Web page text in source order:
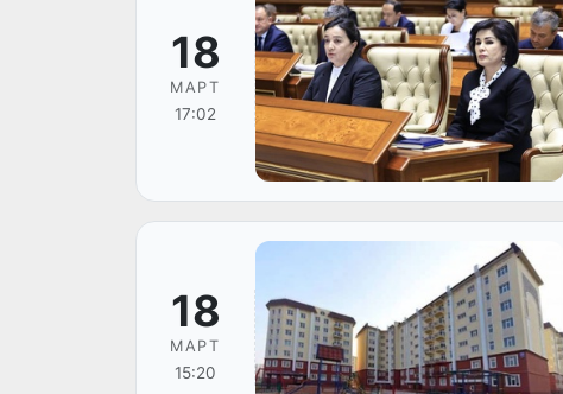
18
МАРТ
17:02
18
МАРТ
15:20